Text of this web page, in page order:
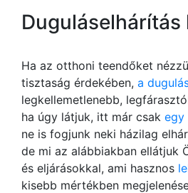
Duguláselhárítás
Ha az otthoni teendőket
tisztaság érdekében, a
legkellemetlenebb,
ha úgy látjuk, itt már csak egy
ne is fogjunk neki házilag
de mi az alábbiakban ellátjuk
és eljárásokkal, ami hasznos
kisebb mértékben